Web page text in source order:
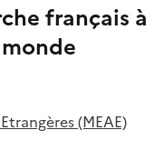
français à
(MEAE)